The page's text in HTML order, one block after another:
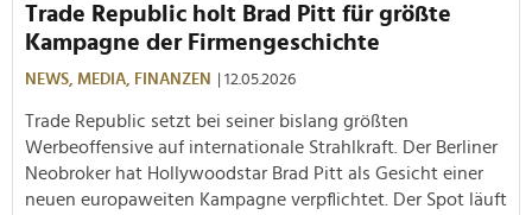
Trade Republic holt Brad Pitt für größte
Kampagne der Firmengeschichte
NEWS, MEDIA, FINANZEN | 12.05.2026
Trade Republic setzt bei seiner bislang größten
Werbeoffensive auf internationale Strahlkraft. Der Berliner
Neobroker hat Hollywoodstar Brad Pitt als Gesicht einer
neuen europaweiten Kampagne verpflichtet. Der Spot läuft